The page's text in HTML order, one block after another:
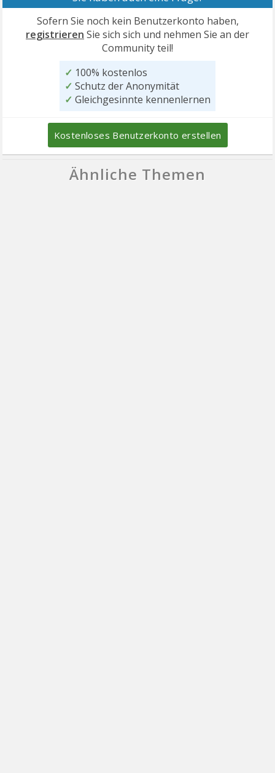
Sofern Sie noch kein Benutzerkonto haben,
registrieren Sie sich sich und nehmen Sie an der
Community teil!
✓ 100% kostenlos
✓ Schutz der Anonymität
✓ Gleichgesinnte kennenlernen
Kostenloses Benutzerkonto erstellen
Ähnliche Themen